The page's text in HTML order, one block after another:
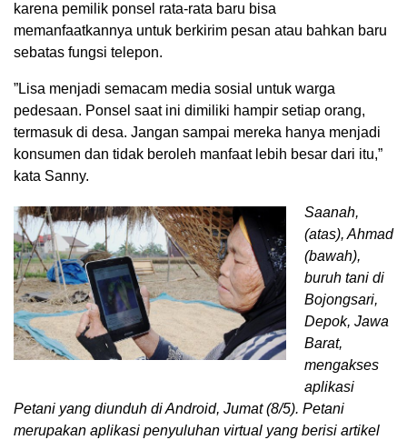
karena pemilik ponsel rata-rata baru bisa
memanfaatkannya untuk berkirim pesan atau bahkan baru
sebatas fungsi telepon.
”Lisa menjadi semacam media sosial untuk warga
pedesaan. Ponsel saat ini dimiliki hampir setiap orang,
termasuk di desa. Jangan sampai mereka hanya menjadi
konsumen dan tidak beroleh manfaat lebih besar dari itu,”
kata Sanny.
Saanah,
(atas), Ahmad
(bawah),
buruh tani di
Bojongsari,
Depok, Jawa
Barat,
mengakses
aplikasi
Petani yang diunduh di Android, Jumat (8/5). Petani
merupakan aplikasi penyuluhan virtual yang berisi artikel